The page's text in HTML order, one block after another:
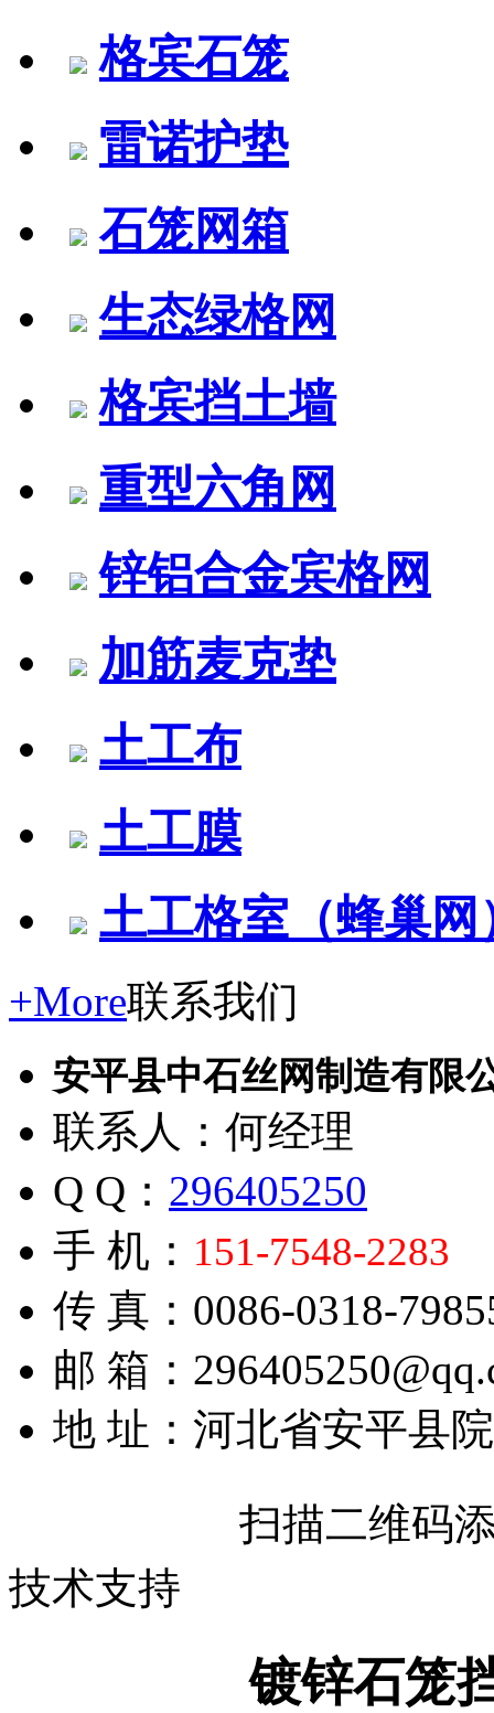
格宾石笼
雷诺护垫
石笼网箱
生态绿格网
格宾挡土墙
重型六角网
锌铝合金宾格网
加筋麦克垫
土工布
土工膜
土工格室（蜂巢网
+More联系我们
安平县中石丝网制造有限
联系人：何经理
Q Q： 296405250
手 机： 151-7548-2283
传 真：0086-0318-
邮 箱：
地 址：河北省安平县
扫描二维码
技术支持
镀锌石笼